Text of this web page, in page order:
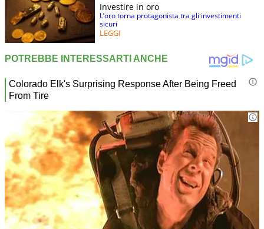
Investire in oro
L’oro torna protagonista tra gli investimenti
sicuri
LEGGI